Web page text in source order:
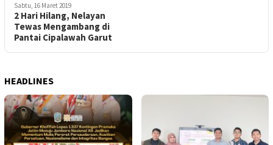
Sabtu, 16 Maret 2019
2 Hari Hilang, Nelayan
Tewas Mengambang di
Pantai Cipalawah Garut
HEADLINES